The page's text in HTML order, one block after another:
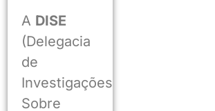
A DISE
(Delegacia
de
Investigações
Sobre